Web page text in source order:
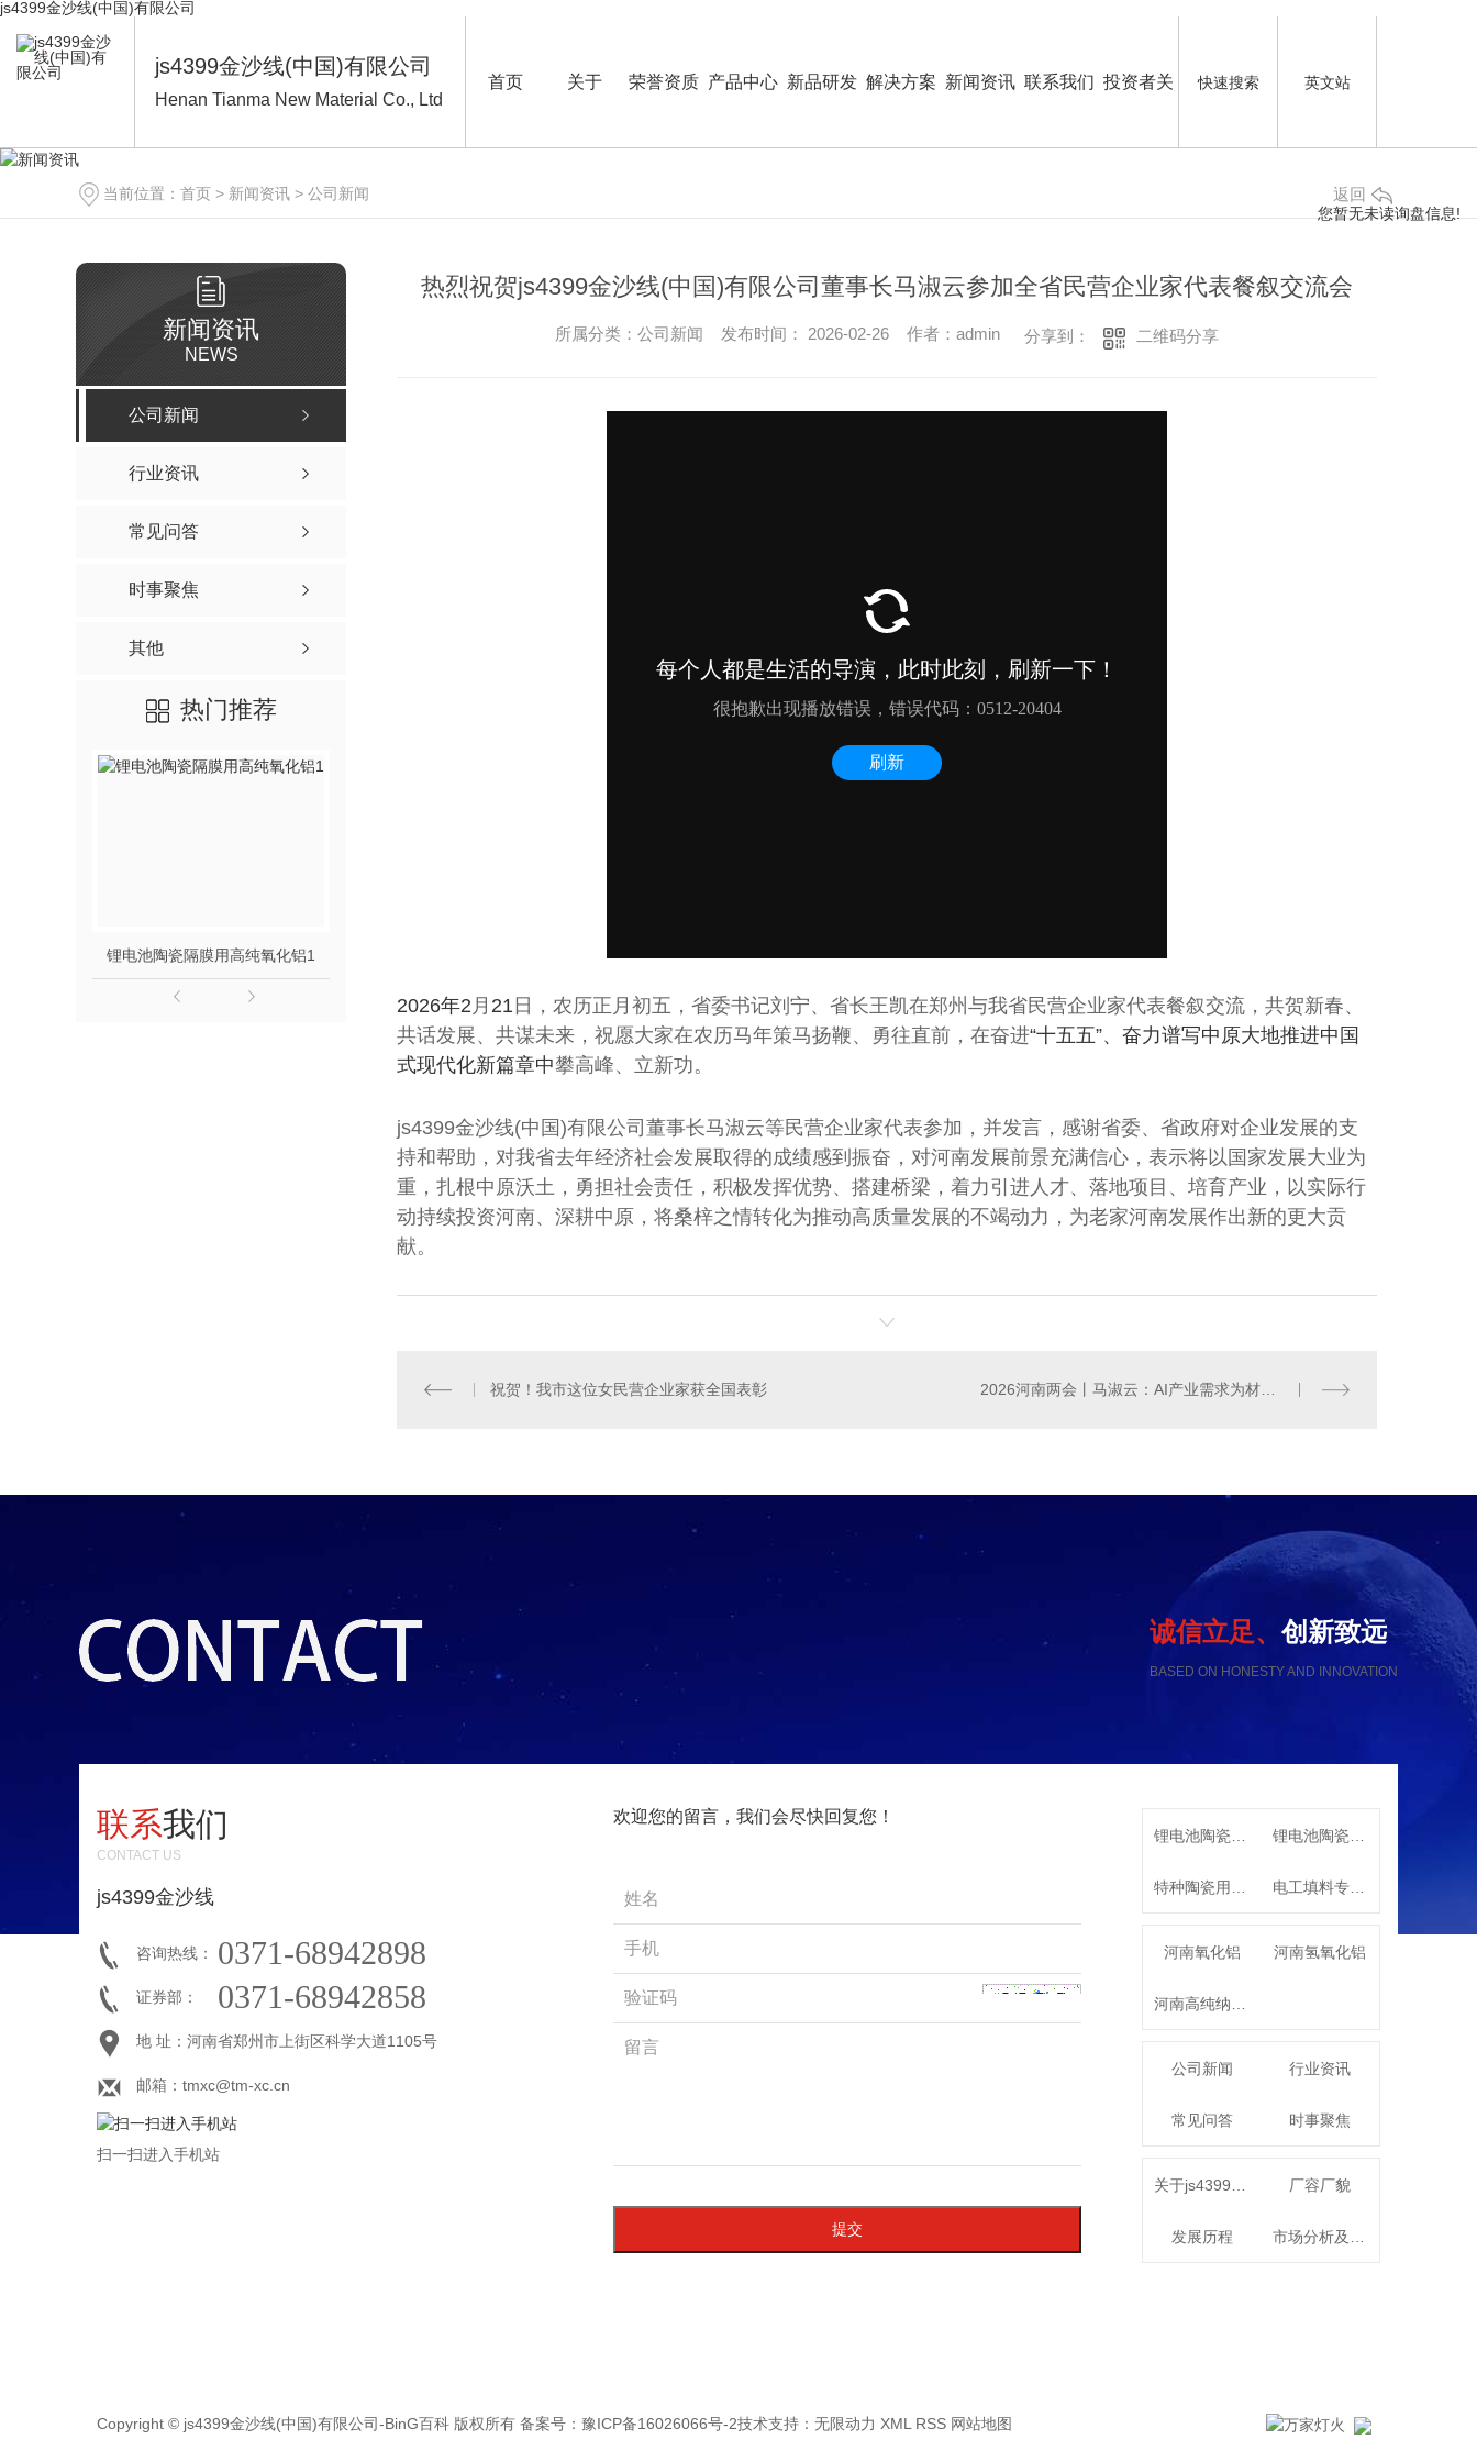
js4399金沙线(中国)有限公司
js4399金沙线(中国)有限公司
Henan Tianma New Material Co., Ltd
首页 关于
js4399金
沙线
荣誉资质 产品中心 新品研发 解决方案 新闻资讯 联系我们 投资者关
系
快速搜索 英文站
您暂无未读询盘信息!
当前位置： 首页 > 新闻资讯 > 公司新闻 返回
新闻资讯
NEWS
公司新闻
行业资讯
常见问答
时事聚焦
其他
热门推荐
锂电池陶瓷隔膜用高纯氧化铝1 导热用系列α-氧化铝2 导热用系列α-氧化铝1
热烈祝贺js4399金沙线(中国)有限公司董事长马淑云参加全省民营企业家代表餐叙交流会
所属分类：公司新闻 发布时间： 2026-02-26 作者：admin 分享到： 二维码分享
2026年2 月 21 日，农历正月初五，省委书记刘宁、省长王凯在郑州与我省民营企业家代表餐叙交流，共贺新春、
共话发展、共谋未来，祝愿大家在农历马年策马扬鞭、勇往直前，在奋进“十五五”、奋力谱写中原大地推进中国
式现代化新篇章中攀高峰、立新功。
js4399金沙线(中国)有限公司董事长马淑云等民营企业家代表参加，并发言，感谢省委、省政府对企业发展的支
持和帮助，对我省去年经济社会发展取得的成绩感到振奋，对河南发展前景充满信心，表示将以国家发展大业为
重，扎根中原沃土，勇担社会责任，积极发挥优势、搭建桥梁，着力引进人才、落地项目、培育产业，以实际行
动持续投资河南、深耕中原，将桑梓之情转化为推动高质量发展的不竭动力，为老家河南发展作出新的更大贡
献。
祝贺！我市这位女民营企业家获全国表彰 2026河南两会丨马淑云：AI产业需求为材料产业提供了广阔发展空间
诚信立足、 创新致远
BASED ON HONESTY AND INNOVATION
联系我们
CONTACT US
js4399金沙线
咨询热线： 0371-68942898
证券部： 0371-68942858
地 址：河南省郑州市上街区科学大道1105号
邮箱：tmxc@tm-xc.cn
扫一扫进入手机站
欢迎您的留言，我们会尽快回复您！
提交
锂电池陶瓷隔膜用高纯氧化铝 锂电池陶瓷隔膜专用高纯勃姆石
特种陶瓷用系列α-氧化铝 电工填料专用特种氧化铝
河南氧化铝 河南氢氧化铝
河南高纯纳米氧化铝
公司新闻 行业资讯
常见问答 时事聚焦
关于js4399金沙线 厂容厂貌
发展历程 市场分析及发展
Copyright © js4399金沙线(中国)有限公司-BinG百科 版权所有 备案号： 豫ICP备16026066号-2技术支持： 无限动力 XML RSS 网站地图